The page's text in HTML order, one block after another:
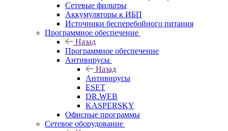
Сетевые фильтры
Аккумуляторы к ИБП
Источники бесперебойного питания
Программное обеспечение
Назад
Программное обеспечение
Антивирусы
Назад
Антивирусы
ESET
DR.WEB
KASPERSKY
Офисные программы
Сетевое оборудование